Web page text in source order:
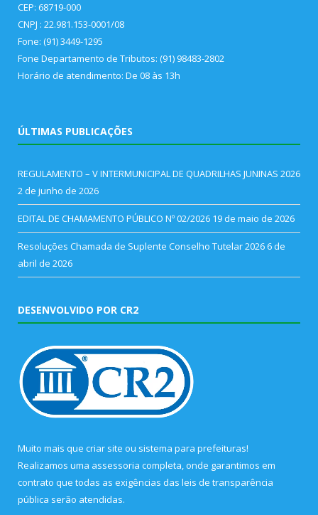
CEP: 68719-000
CNPJ : 22.981.153-0001/08
Fone: (91) 3449-1295
Fone Departamento de Tributos: (91) 98483-2802
Horário de atendimento: De 08 às 13h
ÚLTIMAS PUBLICAÇÕES
REGULAMENTO – V INTERMUNICIPAL DE QUADRILHAS JUNINAS 2026
2 de junho de 2026
EDITAL DE CHAMAMENTO PÚBLICO Nº 02/2026 19 de maio de 2026
Resoluções Chamada de Suplente Conselho Tutelar 2026 6 de
abril de 2026
DESENVOLVIDO POR CR2
Muito mais que criar site ou sistema para prefeituras!
Realizamos uma assessoria completa, onde garantimos em
contrato que todas as exigências das leis de transparência
pública serão atendidas.